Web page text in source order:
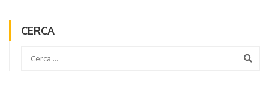
CERCA